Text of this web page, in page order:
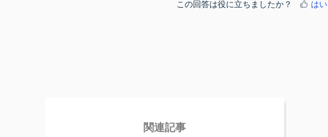
この回答は役に立ちましたか？ はい
関連記事